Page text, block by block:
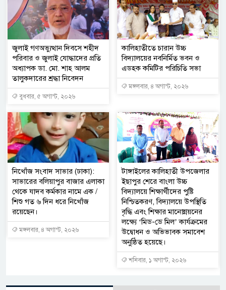
জুলাই গণঅভ্যুত্থান দিবসে শহীদ
পরিবার ও জুলাই যোদ্ধাদের প্রতি
অধ্যাপক ডা. মো. শাহ আলম
তালুকদারের শ্রদ্ধা নিবেদন
বুধবার, ৫ অগাস্ট, ২০২৬
কালিহাতীতে চারান উচ্চ
বিদ্যালয়ের নবনির্মিত ভবন ও
এডহক কমিটির পরিচিতি সভা
মঙ্গলবার, ৪ অগাস্ট, ২০২৬
নিখোঁজ সংবাদ সাভার (ঢাকা):
সাভারের বলিয়াপুর বাজার এলাকা
থেকে যাদব কর্মকার নামে এক /
শিশু গত ৬ দিন ধরে নিখোঁজ
রয়েছেন।
মঙ্গলবার, ৪ অগাস্ট, ২০২৬
টাঙ্গাইলের কালিহাতী উপজেলার
ইছাপুর শেরে বাংলা উচ্চ
বিদ্যালয়ে শিক্ষার্থীদের পুষ্টি
নিশ্চিতকরণ, বিদ্যালয়ে উপস্থিতি
বৃদ্ধি এবং শিক্ষার মানোন্নয়নের
লক্ষ্যে ‘মিড-ডে মিল’ কার্যক্রমের
উদ্বোধন ও অভিভাবক সমাবেশ
অনুষ্ঠিত হয়েছে।
শনিবার, ১ অগাস্ট, ২০২৬